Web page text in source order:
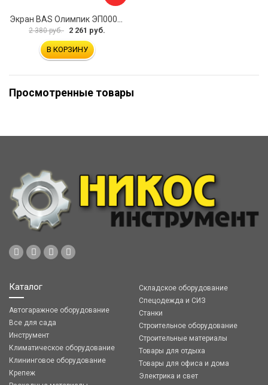
2 380 руб. 2 261 руб.
В КОРЗИНУ
Просмотренные товары
Каталог
Автогаражное оборудование
Все для сада
Инструмент
Климатическое оборудование
Клининговое оборудование
Крепеж
Складское оборудование
Спецодежда и СИЗ
Станки
Строительное оборудование
Строительные материалы
Товары для отдыха
Товары для офиса и дома
Электрика и свет